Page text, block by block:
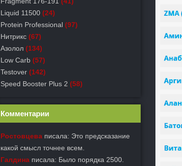
Liquid 11500 (24)
Protein Professional (97)
Нитрикс (67)
Азолол (134)
Low Carb (57)
Testover (142)
Speed Booster Plus 2 (58)
Комментарии
Ростовцева писала: Это предсказание
какой смысл точнее всем.
Галдина писала: Было порядка 2500.